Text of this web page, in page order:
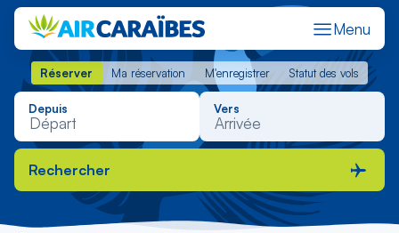
Menu
Réserver Ma réservation M'enregistrer Statut des vols
Réserver Ma réservation M'enregistrer Statut des vols
Depuis Vers
Rechercher